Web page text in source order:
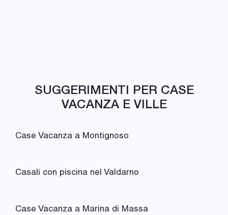
SUGGERIMENTI PER CASE
VACANZA E VILLE
Case Vacanza a Montignoso
Casali con piscina nel Valdarno
Case Vacanza a Marina di Massa